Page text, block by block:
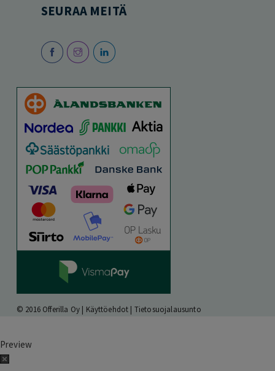
SEURAA MEITÄ
© 2016 Offerilla Oy | Käyttöehdot | Tietosuojalausunto
Preview